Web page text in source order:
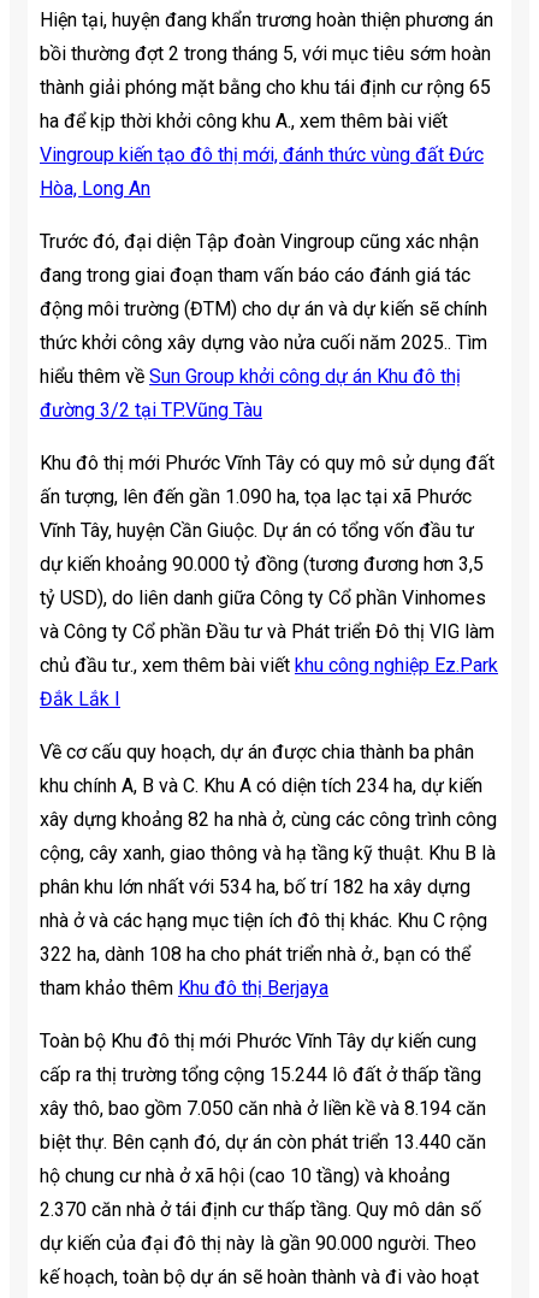
Hiện tại, huyện đang khẩn trương hoàn thiện phương án
bồi thường đợt 2 trong tháng 5, với mục tiêu sớm hoàn
thành giải phóng mặt bằng cho khu tái định cư rộng 65
ha để kịp thời khởi công khu A., xem thêm bài viết
Vingroup kiến tạo đô thị mới, đánh thức vùng đất Đức
Hòa, Long An
Trước đó, đại diện Tập đoàn Vingroup cũng xác nhận
đang trong giai đoạn tham vấn báo cáo đánh giá tác
động môi trường (ĐTM) cho dự án và dự kiến sẽ chính
thức khởi công xây dựng vào nửa cuối năm 2025.. Tìm
hiểu thêm về Sun Group khởi công dự án Khu đô thị
đường 3/2 tại TP.Vũng Tàu
Khu đô thị mới Phước Vĩnh Tây có quy mô sử dụng đất
ấn tượng, lên đến gần 1.090 ha, tọa lạc tại xã Phước
Vĩnh Tây, huyện Cần Giuộc. Dự án có tổng vốn đầu tư
dự kiến khoảng 90.000 tỷ đồng (tương đương hơn 3,5
tỷ USD), do liên danh giữa Công ty Cổ phần Vinhomes
và Công ty Cổ phần Đầu tư và Phát triển Đô thị VIG làm
chủ đầu tư., xem thêm bài viết khu công nghiệp Ez.Park
Đắk Lắk I
Về cơ cấu quy hoạch, dự án được chia thành ba phân
khu chính A, B và C. Khu A có diện tích 234 ha, dự kiến
xây dựng khoảng 82 ha nhà ở, cùng các công trình công
cộng, cây xanh, giao thông và hạ tầng kỹ thuật. Khu B là
phân khu lớn nhất với 534 ha, bố trí 182 ha xây dựng
nhà ở và các hạng mục tiện ích đô thị khác. Khu C rộng
322 ha, dành 108 ha cho phát triển nhà ở., bạn có thể
tham khảo thêm Khu đô thị Berjaya
Toàn bộ Khu đô thị mới Phước Vĩnh Tây dự kiến cung
cấp ra thị trường tổng cộng 15.244 lô đất ở thấp tầng
xây thô, bao gồm 7.050 căn nhà ở liền kề và 8.194 căn
biệt thự. Bên cạnh đó, dự án còn phát triển 13.440 căn
hộ chung cư nhà ở xã hội (cao 10 tầng) và khoảng
2.370 căn nhà ở tái định cư thấp tầng. Quy mô dân số
dự kiến của đại đô thị này là gần 90.000 người. Theo
kế hoạch, toàn bộ dự án sẽ hoàn thành và đi vào hoạt